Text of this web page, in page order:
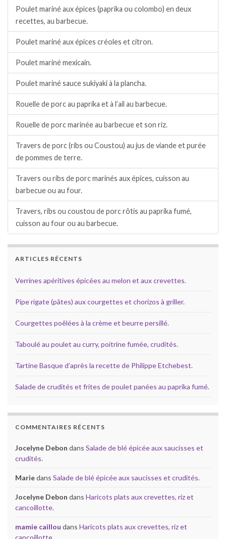
Poulet mariné aux épices (paprika ou colombo) en deux
recettes, au barbecue.
Poulet mariné aux épices créoles et citron.
Poulet mariné mexicain.
Poulet mariné sauce sukiyaki à la plancha.
Rouelle de porc au paprika et à l’ail au barbecue.
Rouelle de porc marinée au barbecue et son riz.
Travers de porc (ribs ou Coustou) au jus de viande et purée
de pommes de terre.
Travers ou ribs de porc marinés aux épices, cuisson au
barbecue ou au four.
Travers, ribs ou coustou de porc rôtis au paprika fumé,
cuisson au four ou au barbecue.
ARTICLES RÉCENTS
Verrines apéritives épicées au melon et aux crevettes.
Pipe rigate (pâtes) aux courgettes et chorizos à griller.
Courgettes poêlées à la crème et beurre persillé.
Taboulé au poulet au curry, poitrine fumée, crudités.
Tartine Basque d’après la recette de Philippe Etchebest.
Salade de crudités et frites de poulet panées au paprika fumé.
COMMENTAIRES RÉCENTS
Jocelyne Debon dans Salade de blé épicée aux saucisses et
crudités.
Mariedans Salade de blé épicée aux saucisses et crudités.
Jocelyne Debon dans Haricots plats aux crevettes, riz et
cancoillotte.
mamie caillou dans Haricots plats aux crevettes, riz et
cancoillotte.